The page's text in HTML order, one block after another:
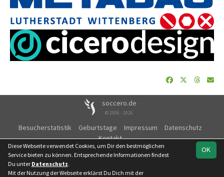
soccero.de
© 2006 - 2026
Besucherstatistik Geburtstage Impressum
Datenschutz
Kontakt
OK
Diese Webseite verwendet Cookies, um Dir den bestmöglichen
Service bieten zu können. Entsprechende Informationen findest
Du unter Datenschutz.
Mit der Nutzung der Webseite erklärst Du Dich mit der